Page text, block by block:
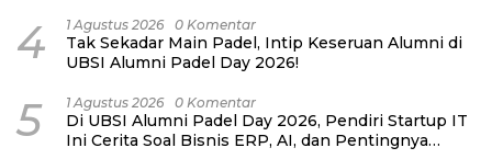
4 1 Agustus 2026 0 Komentar
Tak Sekadar Main Padel, Intip Keseruan Alumni di
UBSI Alumni Padel Day 2026!
5 1 Agustus 2026 0 Komentar
Di UBSI Alumni Padel Day 2026, Pendiri Startup IT
Ini Cerita Soal Bisnis ERP, AI, dan Pentingnya